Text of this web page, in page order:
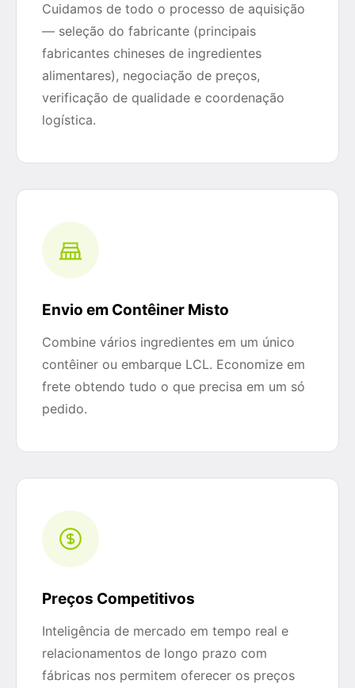
Cuidamos de todo o processo de aquisição
— seleção do fabricante (principais
fabricantes chineses de ingredientes
alimentares), negociação de preços,
verificação de qualidade e coordenação
logística.
Envio em Contêiner Misto
Combine vários ingredientes em um único
contêiner ou embarque LCL. Economize em
frete obtendo tudo o que precisa em um só
pedido.
Preços Competitivos
Inteligência de mercado em tempo real e
relacionamentos de longo prazo com
fábricas nos permitem oferecer os preços